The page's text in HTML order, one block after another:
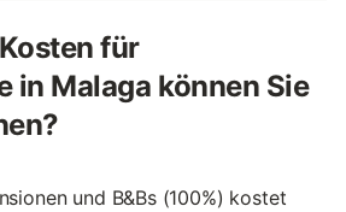
für
in Malaga können Sie
und B&Bs (100%) kostet